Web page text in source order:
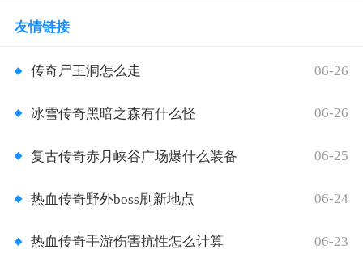
友情链接
传奇尸王洞怎么走 06-26
冰雪传奇黑暗之森有什么怪 06-26
复古传奇赤月峡谷广场爆什么装备 06-25
热血传奇野外boss刷新地点 06-24
热血传奇手游伤害抗性怎么计算 06-23